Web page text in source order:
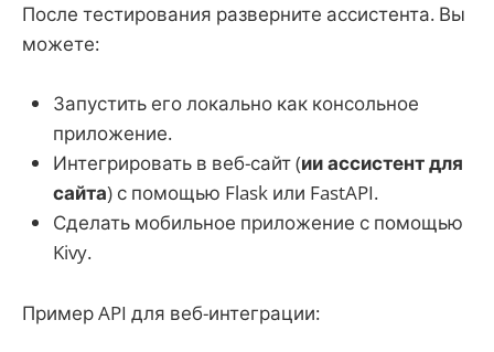
После тестирования разверните ассистента. Вы
можете:
Запустить его локально как консольное
приложение.
Интегрировать в веб-сайт (ии ассистент для
сайта) с помощью Flask или FastAPI.
Сделать мобильное приложение с помощью
Kivy.
Пример API для веб-интеграции: